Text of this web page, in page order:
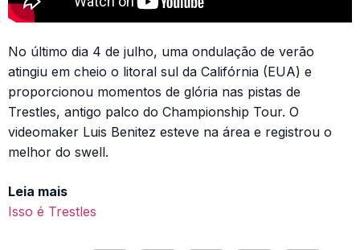
No último dia 4 de julho, uma ondulação de verão
atingiu em cheio o litoral sul da Califórnia (EUA) e
proporcionou momentos de glória nas pistas de
Trestles, antigo palco do Championship Tour. O
videomaker Luis Benitez esteve na área e registrou o
melhor do swell.
Leia mais
Isso é Trestles